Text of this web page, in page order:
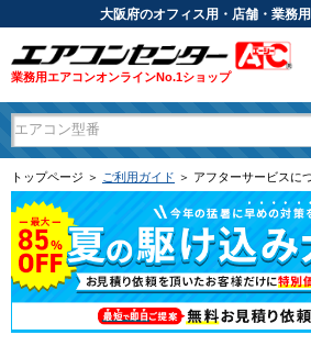
大阪府のオフィス用・店舗・業務
業務用エアコンオンラインNo.1ショップ
トップページ ＞ ご利用ガイド ＞ アフターサービスに